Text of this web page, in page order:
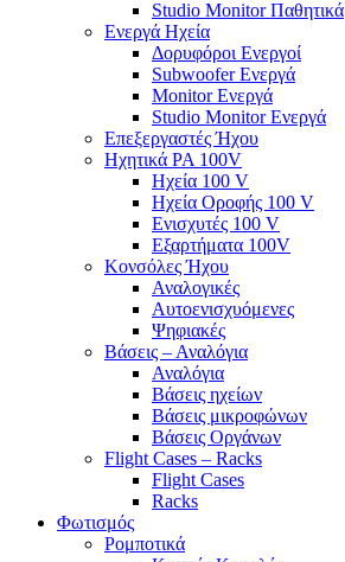
Studio Monitor Παθητικά
Ενεργά Ηχεία
Δορυφόροι Ενεργοί
Subwoofer Ενεργά
Monitor Ενεργά
Studio Monitor Ενεργά
Επεξεργαστές Ήχου
Ηχητικά PA 100V
Ηχεία 100 V
Ηχεία Οροφής 100 V
Ενισχυτές 100 V
Εξαρτήματα 100V
Κονσόλες Ήχου
Αναλογικές
Αυτοενισχυόμενες
Ψηφιακές
Βάσεις – Αναλόγια
Αναλόγια
Βάσεις ηχείων
Βάσεις μικροφώνων
Βάσεις Οργάνων
Flight Cases – Racks
Flight Cases
Racks
Φωτισμός
Ρομποτικά